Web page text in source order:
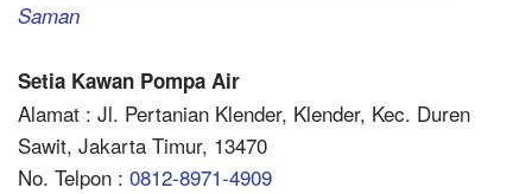
Saman
Setia Kawan Pompa Air
Alamat : Jl. Pertanian Klender, Klender, Kec. Duren
Sawit, Jakarta Timur, 13470
No. Telpon : 0812-8971-4909